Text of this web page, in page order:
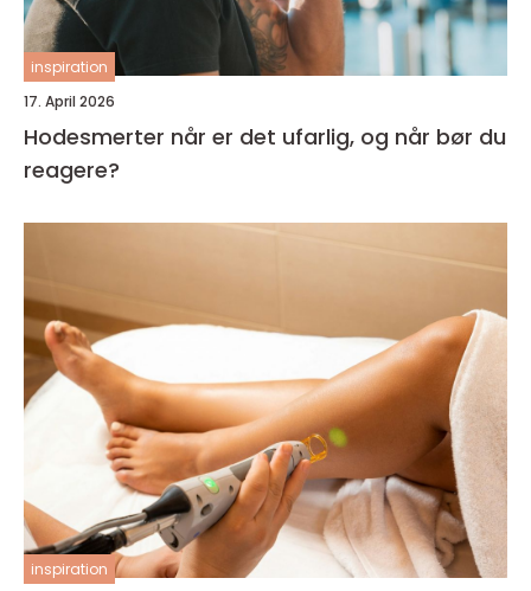
inspiration
17. April 2026
Hodesmerter når er det ufarlig, og når bør du
reagere?
inspiration